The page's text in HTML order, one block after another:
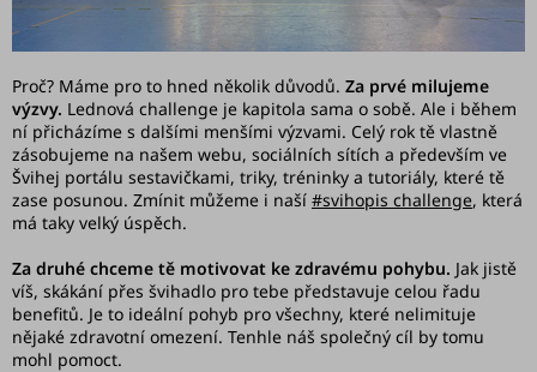
Proč? Máme pro to hned několik důvodů. Za prvé milujeme
výzvy. Lednová challenge je kapitola sama o sobě. Ale i během
ní přicházíme s dalšími menšími výzvami. Celý rok tě vlastně
zásobujeme na našem webu, sociálních sítích a především ve
Švihej portálu sestavičkami, triky, tréninky a tutoriály, které tě
zase posunou. Zmínit můžeme i naší #svihopis challenge, která
má taky velký úspěch.
Za druhé chceme tě motivovat ke zdravému pohybu. Jak jistě
víš, skákání přes švihadlo pro tebe představuje celou řadu
benefitů. Je to ideální pohyb pro všechny, které nelimituje
nějaké zdravotní omezení. Tenhle náš společný cíl by tomu
mohl pomoct.